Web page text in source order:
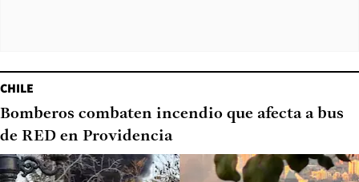
CHILE
Bomberos combaten incendio que afecta a bus
de RED en Providencia